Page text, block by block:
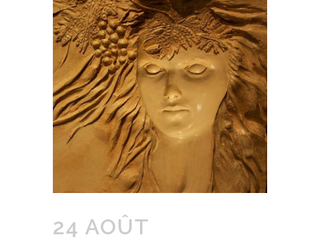
24 AOÛT